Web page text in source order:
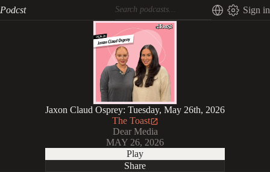
Podcst Sign in
Jaxon Claud Osprey: Tuesday, May 26th, 2026
The Toast
Dear Media
MAY 26, 2026
Play
Share